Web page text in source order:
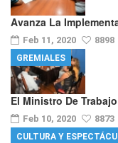
Avanza La
Feb 11, 2020 8898
El Ministro De
Feb 10, 2020 8873
GREMIALES
CULTURA Y